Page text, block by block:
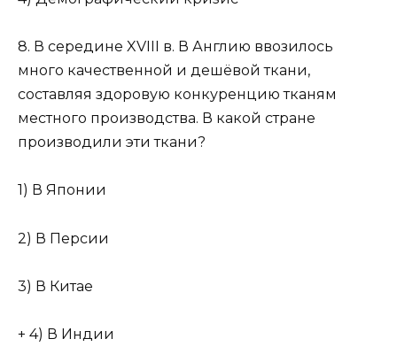
8. В середине XVIII в. В Англию ввозилось
много качественной и дешёвой ткани,
составляя здоровую конкуренцию тканям
местного производства. В какой стране
производили эти ткани?
1) В Японии
2) В Персии
3) В Китае
+ 4) В Индии